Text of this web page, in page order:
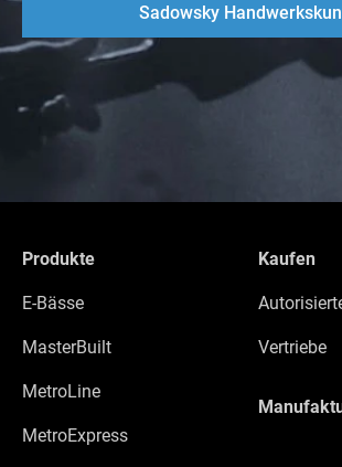
Sadowsky
Produkte
E-Bässe
MasterBuilt
MetroLine
MetroExpress
Kaufen
Vertriebe